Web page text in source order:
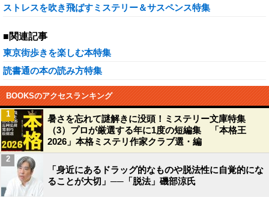
ストレスを吹き飛ばすミステリー＆サスペンス特集
■関連記事
東京街歩きを楽しむ本特集
読書通の本の読み方特集
BOOKSのアクセスランキング
暑さを忘れて謎解きに没頭！ミステリー文庫特集
（3）プロが厳選する年に1度の短編集 「本格王
2026」本格ミステリ作家クラブ選・編
1
「身近にあるドラッグ的なものや脱法性に自覚的にな
ることが大切」──「脱法」磯部涼氏
2